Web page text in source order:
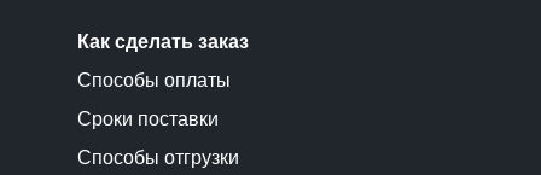
Как сделать заказ
Способы оплаты
Сроки поставки
Способы отгрузки